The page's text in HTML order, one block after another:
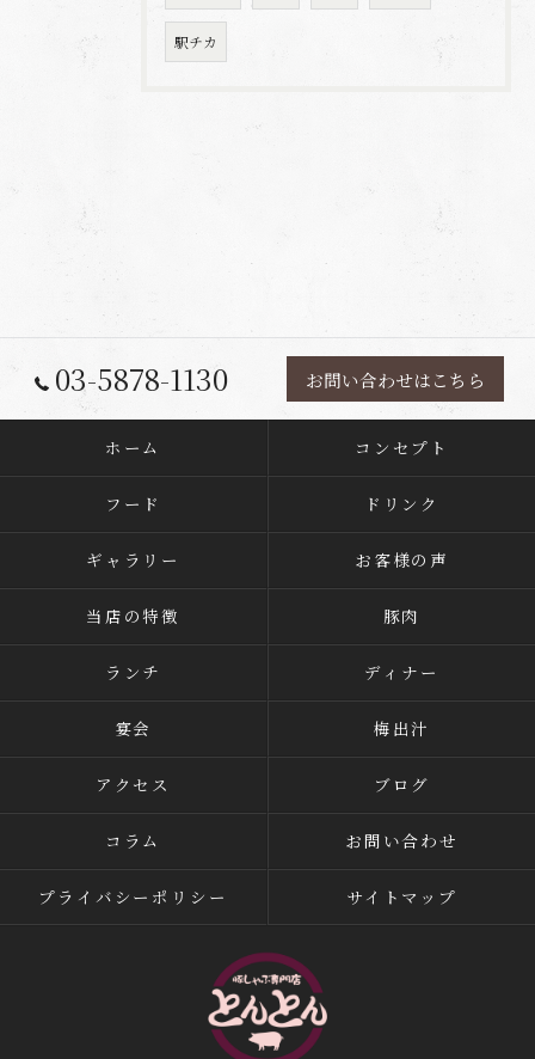
駅チカ
03-5878-1130 お問い合わせはこちら
ホーム コンセプト
フード ドリンク
ギャラリー お客様の声
当店の特徴 豚肉
ランチ ディナー
宴会 梅出汁
アクセス ブログ
コラム お問い合わせ
プライバシーポリシー サイトマップ